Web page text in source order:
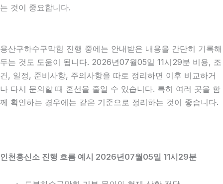
는 것이 중요합니다.
용산구하수구막힘 진행 중에는 안내받은 내용을 간단히 기록해
두는 것도 도움이 됩니다. 2026년07월05일 11시29분 비용, 조
건, 일정, 준비사항, 주의사항을 따로 정리하면 이후 비교하거
나 다시 문의할 때 혼선을 줄일 수 있습니다. 특히 여러 곳을 함
께 확인하는 경우에는 같은 기준으로 정리하는 것이 좋습니다.
인천흥신소 진행 흐름 예시 2026년07월05일 11시29분